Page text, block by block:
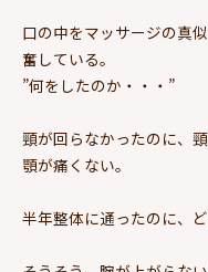
口の中をマッサージの真
奮している。
”何をしたのか・・・”
頸が回らなかったのに、頸
顎が痛くない。
半年整体に通ったのに、